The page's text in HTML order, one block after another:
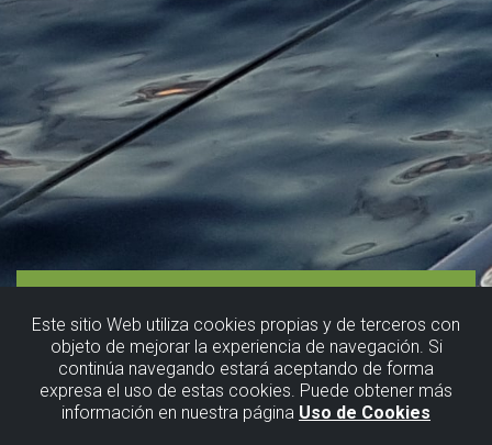
Este sitio Web utiliza cookies propias y de terceros con
objeto de mejorar la experiencia de navegación. Si
continúa navegando estará aceptando de forma
expresa el uso de estas cookies. Puede obtener más
información en nuestra página Uso de Cookies